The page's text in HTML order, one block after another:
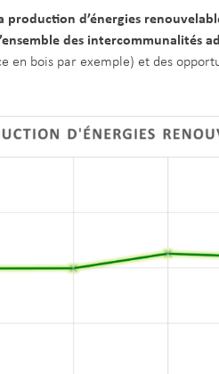
d’énergies
des intercommunalités
bois par exemple) et des